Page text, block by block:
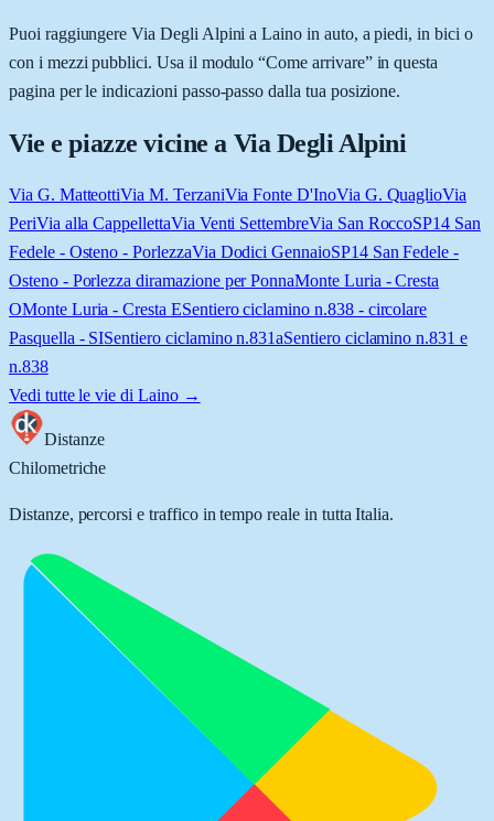
Puoi raggiungere Via Degli Alpini a Laino in auto, a piedi, in bici o
con i mezzi pubblici. Usa il modulo “Come arrivare” in questa
pagina per le indicazioni passo-passo dalla tua posizione.
Vie e piazze vicine a Via Degli Alpini
Via G. MatteottiVia M. TerzaniVia Fonte D'InoVia G. QuaglioVia
PeriVia alla CappellettaVia Venti SettembreVia San RoccoSP14 San
Fedele - Osteno - PorlezzaVia Dodici GennaioSP14 San Fedele -
Osteno - Porlezza diramazione per PonnaMonte Luria - Cresta
OMonte Luria - Cresta ESentiero ciclamino n.838 - circolare
Pasquella - SISentiero ciclamino n.831aSentiero ciclamino n.831 e
n.838
Vedi tutte le vie di Laino→
Distanze
Chilometriche
Distanze, percorsi e traffico in tempo reale in tutta Italia.